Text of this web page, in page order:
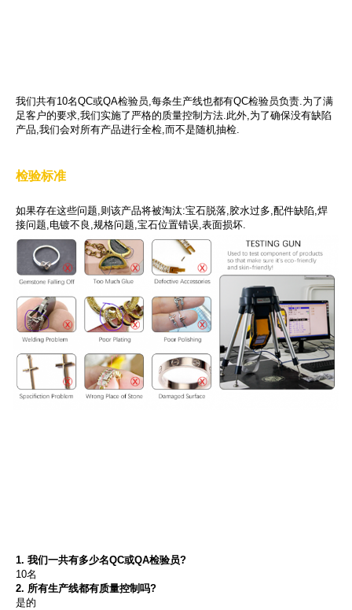
我们共有10名QC或QA检验员,每条生产线也都有QC检验员负责.为了满
足客户的要求,我们实施了严格的质量控制方法.此外,为了确保没有缺陷
产品,我们会对所有产品进行全检,而不是随机抽检.
检验标准
如果存在这些问题,则该产品将被淘汰:宝石脱落,胶水过多,配件缺陷,焊
接问题,电镀不良,规格问题,宝石位置错误,表面损坏.
1. 我们一共有多少名QC或QA检验员?
10名
2. 所有生产线都有质量控制吗?
是的